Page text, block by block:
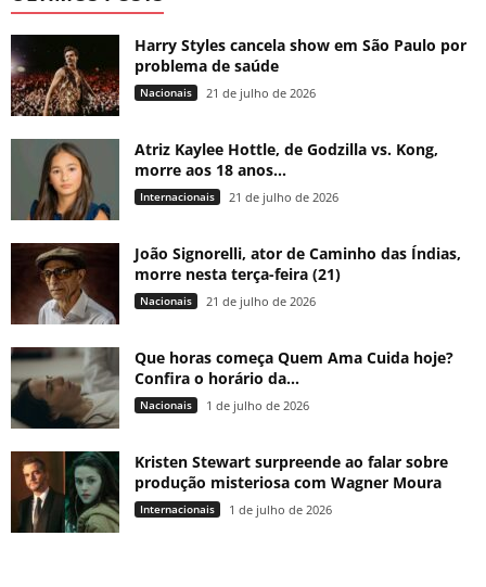
Harry Styles cancela show em São Paulo por
problema de saúde
Nacionais 21 de julho de 2026
Atriz Kaylee Hottle, de Godzilla vs. Kong,
morre aos 18 anos...
Internacionais 21 de julho de 2026
João Signorelli, ator de Caminho das Índias,
morre nesta terça-feira (21)
Nacionais 21 de julho de 2026
Que horas começa Quem Ama Cuida hoje?
Confira o horário da...
Nacionais 1 de julho de 2026
Kristen Stewart surpreende ao falar sobre
produção misteriosa com Wagner Moura
Internacionais 1 de julho de 2026